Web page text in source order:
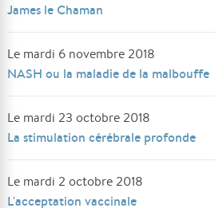
James le Chaman
Le mardi 6 novembre 2018
NASH ou la maladie de la malbouffe
Le mardi 23 octobre 2018
La stimulation cérébrale profonde
Le mardi 2 octobre 2018
L'acceptation vaccinale